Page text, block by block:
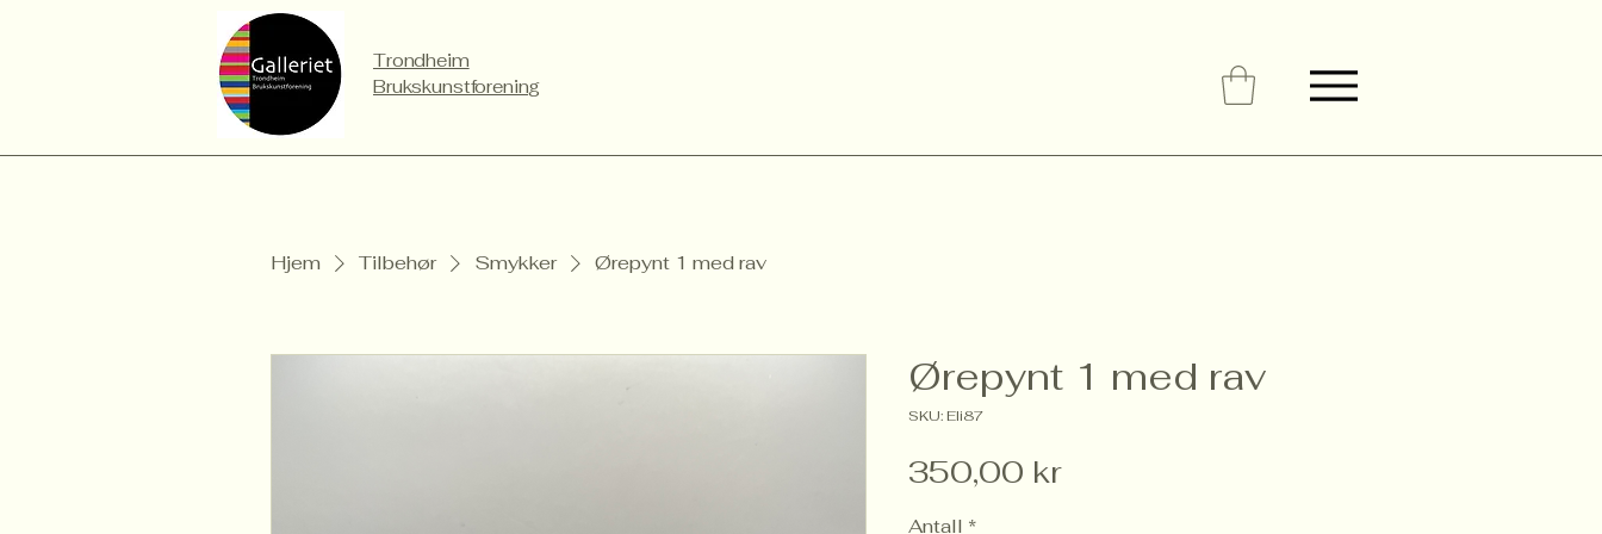
Trondheim
Brukskunstforening
Hjem Tilbehør Smykker Ørepynt 1 med rav
Ørepynt 1 med rav
SKU: Eli87
350,00 krPris
Antall *